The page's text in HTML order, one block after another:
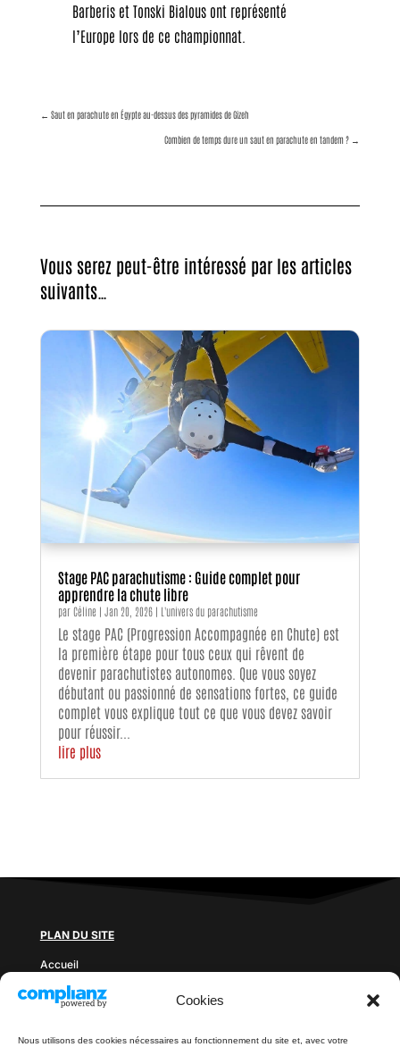
Cookies
Nous utilisons des cookies nécessaires au fonctionnement du site et, avec votre
Barberis et Tonski Bialous ont représenté
l’Europe lors de ce championnat.
← Saut en parachute en Égypte au-dessus des pyramides de Gizeh
Combien de temps dure un saut en parachute en tandem ? →
Vous serez peut-être intéressé par les articles
suivants…
Stage PAC parachutisme : Guide complet pour
apprendre la chute libre
parCéline | Jan 20, 2026| L'univers du parachutisme
Le stage PAC (Progression Accompagnée en Chute) est
la première étape pour tous ceux qui rêvent de
devenir parachutistes autonomes. Que vous soyez
débutant ou passionné de sensations fortes, ce guide
complet vous explique tout ce que vous devez savoir
pour réussir...
lire plus
PLAN DU SITE
Accueil
Prix des sauts
Blog
Contact